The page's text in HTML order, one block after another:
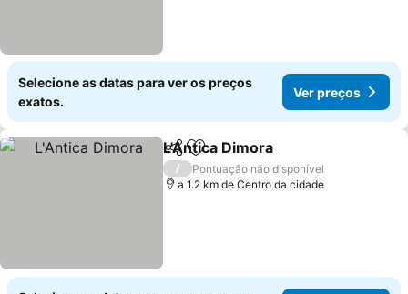
Selecione as datas para ver os preços
exatos.
Ver preços
PartilharAdicionar aos favoritos
L'Antica Dimora
/
Pontuação não disponível
a 1.2 km de Centro da cidade